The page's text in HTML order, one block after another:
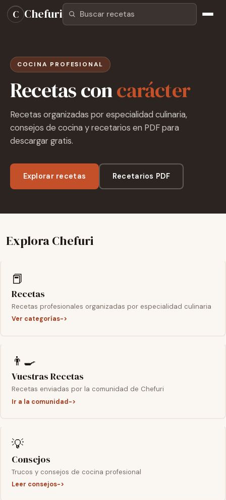
C ChefuriBuscar recetas
COCINA PROFESIONAL
Recetas concarácter
Recetas organizadas por especialidad culinaria,
consejos de cocina y recetarios en PDF para
descargar gratis.
Explorar recetas Recetarios PDF
Explora Chefuri
📕
Recetas
Recetas profesionales organizadas por especialidad culinaria
Ver categorías
👨‍🍳
Vuestras Recetas
Recetas enviadas por la comunidad de Chefuri
Ir a la comunidad
💡
Consejos
Trucos y consejos de cocina profesional
Leer consejos